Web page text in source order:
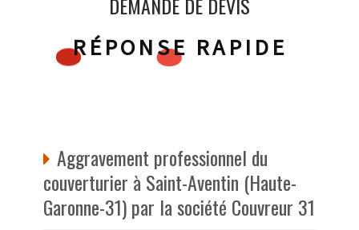
RÉPONSE RAPIDE
Aggravement professionnel du
couverturier à Saint-Aventin (Haute-
Garonne-31) par la société Couvreur 31